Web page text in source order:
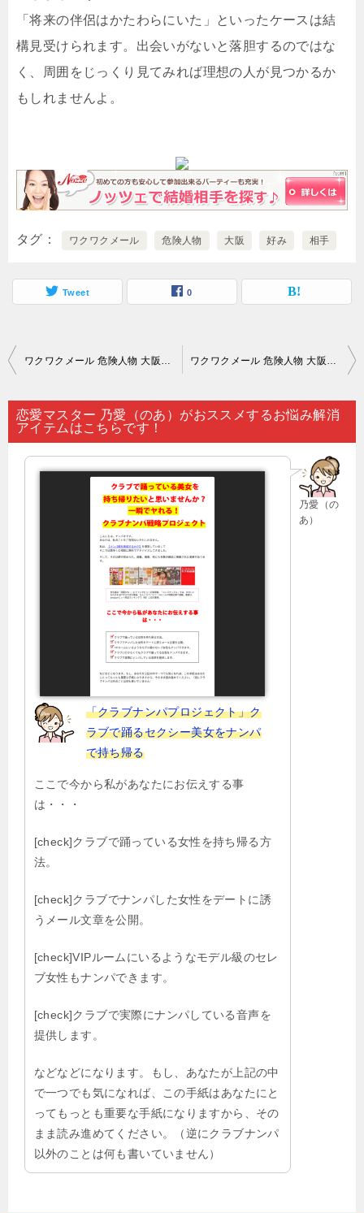
「将来の伴侶はかたわらにいた」といったケースは結
構見受けられます。出会いがないと落胆するのではな
く、周囲をじっくり見てみれば理想の人が見つかるか
もしれませんよ。
タグ ワクワクメール 危険人物 大阪 好み 相手
Tweet 0
投
ナ
ビ
ワクワクメール 危険人物 大阪｜恋愛心理学を学べば…。 ワクワクメール 危険人物 大阪｜出会い系サイト（ワクワクメールなど）を使えば…。
恋愛マスター 乃愛（のあ）がおススメするお悩み解消
アイテムはこちらです！
乃愛（の
あ）
「クラブナンパプロジェクト」ク
ラブで踊るセクシー美女をナンパ
で持ち帰る
ここで今から私があなたにお伝えする事
は・・・
[check]クラブで踊っている女性を持ち帰る方
法。
[check]クラブでナンパした女性をデートに誘
うメール文章を公開。
[check]VIPルームにいるようなモデル級のセレ
ブ女性もナンパできます。
[check]クラブで実際にナンパしている音声を
提供します。
などなどになります。もし、あなたが上記の中
で一つでも気になれば、この手紙はあなたにと
ってもっとも重要な手紙になりますから、その
まま読み進めてください。（逆にクラブナンパ
以外のことは何も書いていません）